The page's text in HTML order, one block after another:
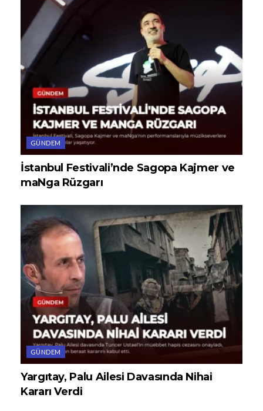
GÜNDEM
İstanbul Festivali’nde Sagopa Kajmer ve
maNga Rüzgarı
GÜNDEM
Yargıtay, Palu Ailesi Davasında Nihai
Kararı Verdi